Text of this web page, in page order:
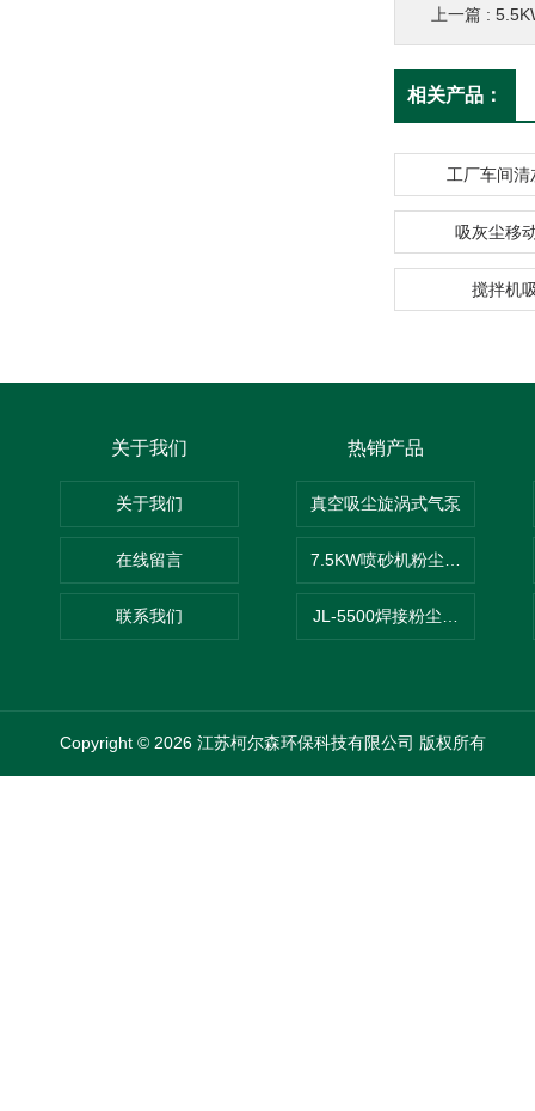
上一篇 :
相关产品：
工厂车间
吸灰尘移
搅拌机
关于我们
关于我们
在线留言
联系我们
热销产品
真空吸尘旋涡式气泵
7.5KW喷砂机粉尘吸尘器
JL-5500焊接粉尘吸尘器
Copyright © 2026 江苏柯尔森环保科技有限公司 版权所有